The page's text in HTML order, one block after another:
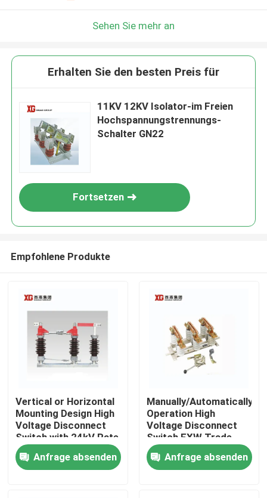
Haus
Produkte
Sehen Sie mehr an
Erhalten Sie den besten Preis für
11KV 12KV Isolator-im Freien
Hochspannungstrennungs-
Schalter GN22
Fortsetzen
Empfohlene Produkte
Vertical or Horizontal
Mounting Design High
Voltage Disconnect
Switch with 24kV Rate
Voltage
Anfrage absenden
Manually/Automatically
Operation High
Voltage Disconnect
Switch EXW Trade
Terms Product
Anfrage absenden